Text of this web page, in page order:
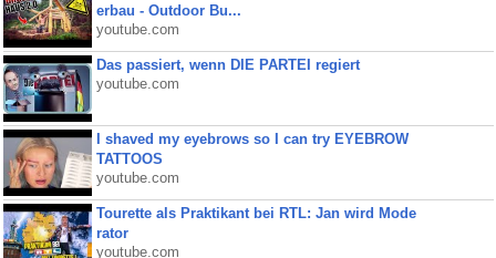
erbau - Outdoor Bu...
youtube.com
Das passiert, wenn DIE PARTEI regiert
youtube.com
I shaved my eyebrows so I can try EYEBROW
TATTOOS
youtube.com
Tourette als Praktikant bei RTL: Jan wird Mode
rator
youtube.com